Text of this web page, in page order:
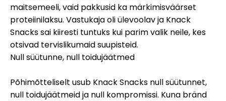
ask@scrambleup.com
+372 712 2955
maitsemeeli, vaid pakkusid ka märkimisväärset
proteiinilaksu. Vastukaja oli ülevoolav ja Knack
Snacks sai kiiresti tuntuks kui parim valik neile, kes
otsivad tervislikumaid suupisteid.
Null süütunne, null toidujäätmed
Põhimõtteliselt usub Knack Snacks null süütunnet,
null toidujäätmeid ja null kompromissi. Kuna bränd